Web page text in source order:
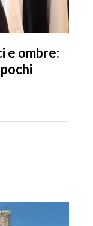
e ombre: